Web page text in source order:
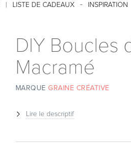
LISTE DE CADEAUX INSPIRATION
DIY Boucles
Macramé
MARQUEGRAINE CRÉATIVE
Lire le descriptif